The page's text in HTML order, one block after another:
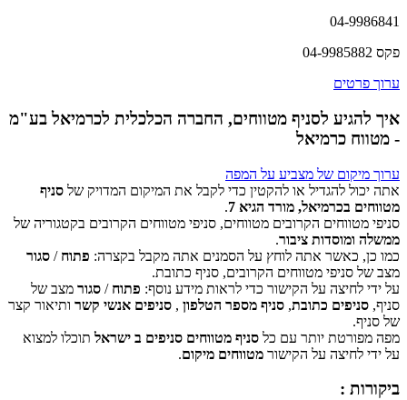
04-9986841
פקס 04-9985882
ערוך פרטים
איך להגיע לסניף מטווחים, החברה הכלכלית לכרמיאל בע"מ
- מטווח כרמיאל
‏דף זה לא יכול לטעון את מפות Google כראוי.
האם האתר הזה בבעלותך? אישור
ערוך מיקום של מצביע על המפה
אתה יכול להגדיל או להקטין כדי לקבל את המיקום המדויק של סניף
מטווחים בכרמיאל, מורד הגיא 7
.
סניפי מטווחים הקרובים מטווחים, סניפי מטווחים הקרובים בקטגוריה של
ממשלה ומוסדות ציבור.
כמו כן, כאשר אתה לוחץ על הסמנים אתה מקבל בקצרה: פתוח / סגור
מצב של סניפי מטווחים הקרובים, סניף כתובת.
על ידי לחיצה על הקישור כדי לראות מידע נוסף: פתוח / סגור מצב של
סניף, סניפים כתובת, סניף מספר הטלפון , סניפים אנשי קשר ותיאור קצר
של סניף.
מפה מפורטת יותר עם כל סניף מטווחים סניפים ב ישראל תוכלו למצוא
על ידי לחיצה על הקישור מטווחים מיקום.
ביקורות :